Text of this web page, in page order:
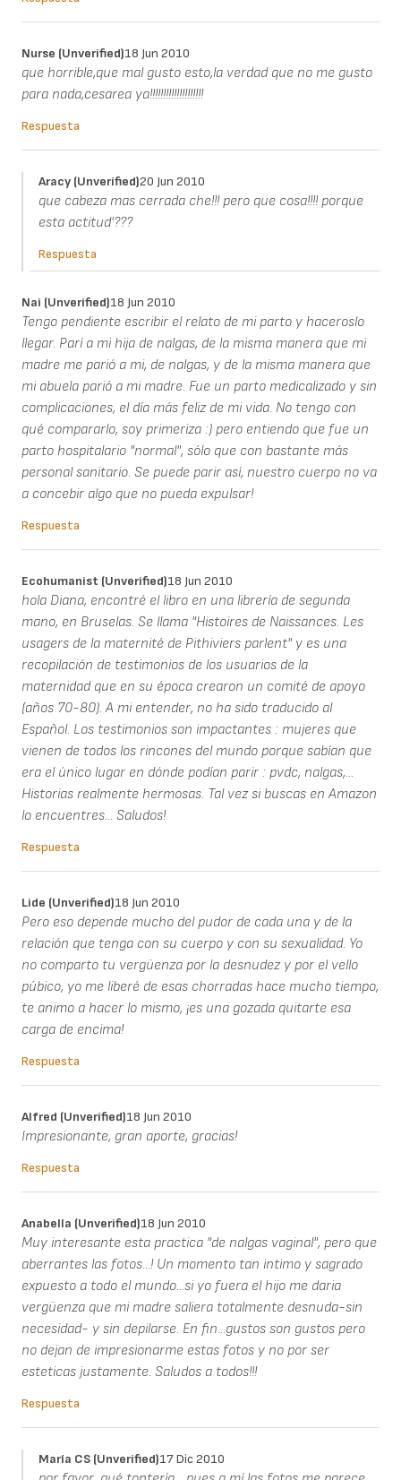
Nurse (unverified)18 Jun 2010
que horrible,que mal gusto esto,la verdad que no me gusto
para nada,cesarea ya!!!!!!!!!!!!!!!!!!!!
Respuesta
Aracy (unverified)20 Jun 2010
que cabeza mas cerrada che!!! pero que cosa!!!! porque
esta actitud'???
Respuesta
Nai (unverified)18 Jun 2010
Tengo pendiente escribir el relato de mi parto y haceroslo
llegar. Parí a mi hija de nalgas, de la misma manera que mi
madre me parió a mi, de nalgas, y de la misma manera que
mi abuela parió a mi madre. Fue un parto medicalizado y sin
complicaciones, el día más feliz de mi vida. No tengo con
qué compararlo, soy primeriza :) pero entiendo que fue un
parto hospitalario "normal", sólo que con bastante más
personal sanitario. Se puede parir así, nuestro cuerpo no va
a concebir algo que no pueda expulsar!
Respuesta
Ecohumanist (unverified)18 Jun 2010
hola Diana, encontré el libro en una librería de segunda
mano, en Bruselas. Se llama "Histoires de Naissances. Les
usagers de la maternité de Pithiviers parlent" y es una
recopilación de testimonios de los usuarios de la
maternidad que en su época crearon un comité de apoyo
(años 70-80). A mi entender, no ha sido traducido al
Español. Los testimonios son impactantes : mujeres que
vienen de todos los rincones del mundo porque sabían que
era el único lugar en dónde podían parir : pvdc, nalgas,...
Historias realmente hermosas. Tal vez si buscas en Amazon
lo encuentres... Saludos!
Respuesta
Lide (unverified)18 Jun 2010
Pero eso depende mucho del pudor de cada una y de la
relación que tenga con su cuerpo y con su sexualidad. Yo
no comparto tu vergüenza por la desnudez y por el vello
púbico, yo me liberé de esas chorradas hace mucho tiempo,
te animo a hacer lo mismo, ¡es una gozada quitarte esa
carga de encima!
Respuesta
Alfred (unverified)18 Jun 2010
Impresionante, gran aporte, gracias!
Respuesta
Anabella (unverified)18 Jun 2010
Muy interesante esta practica "de nalgas vaginal", pero que
aberrantes las fotos...! Un momento tan intimo y sagrado
expuesto a todo el mundo...si yo fuera el hijo me daria
vergüenza que mi madre saliera totalmente desnuda-sin
necesidad- y sin depilarse. En fin...gustos son gustos pero
no dejan de impresionarme estas fotos y no por ser
esteticas justamente. Saludos a todos!!!
Respuesta
María CS (unverified)17 Dic 2010